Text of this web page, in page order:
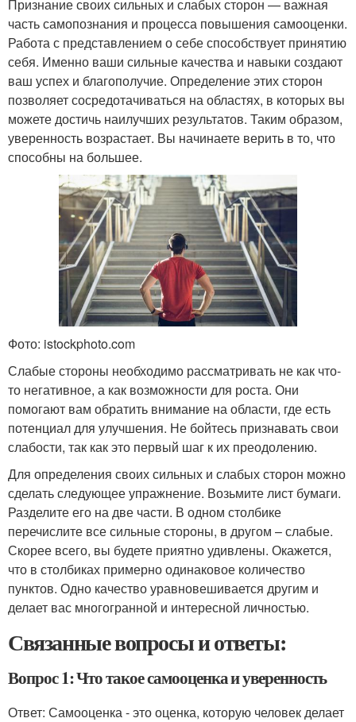
Признание своих сильных и слабых сторон — важная
часть самопознания и процесса повышения самооценки.
Работа с представлением о себе способствует принятию
себя. Именно ваши сильные качества и навыки создают
ваш успех и благополучие. Определение этих сторон
позволяет сосредотачиваться на областях, в которых вы
можете достичь наилучших результатов. Таким образом,
уверенность возрастает. Вы начинаете верить в то, что
способны на большее.
Фото: istockphoto.com
Слабые стороны необходимо рассматривать не как что-
то негативное, а как возможности для роста. Они
помогают вам обратить внимание на области, где есть
потенциал для улучшения. Не бойтесь признавать свои
слабости, так как это первый шаг к их преодолению.
Для определения своих сильных и слабых сторон можно
сделать следующее упражнение. Возьмите лист бумаги.
Разделите его на две части. В одном столбике
перечислите все сильные стороны, в другом – слабые.
Скорее всего, вы будете приятно удивлены. Окажется,
что в столбиках примерно одинаковое количество
пунктов. Одно качество уравновешивается другим и
делает вас многогранной и интересной личностью.
Связанные вопросы и ответы:
Вопрос 1: Что такое самооценка и уверенность
Ответ: Самооценка - это оценка, которую человек делает